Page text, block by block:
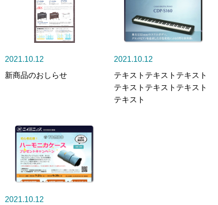
2021.10.12
新商品のおしらせ
2021.10.12
テキストテキストテキスト
テキストテキストテキスト
テキスト
2021.10.12